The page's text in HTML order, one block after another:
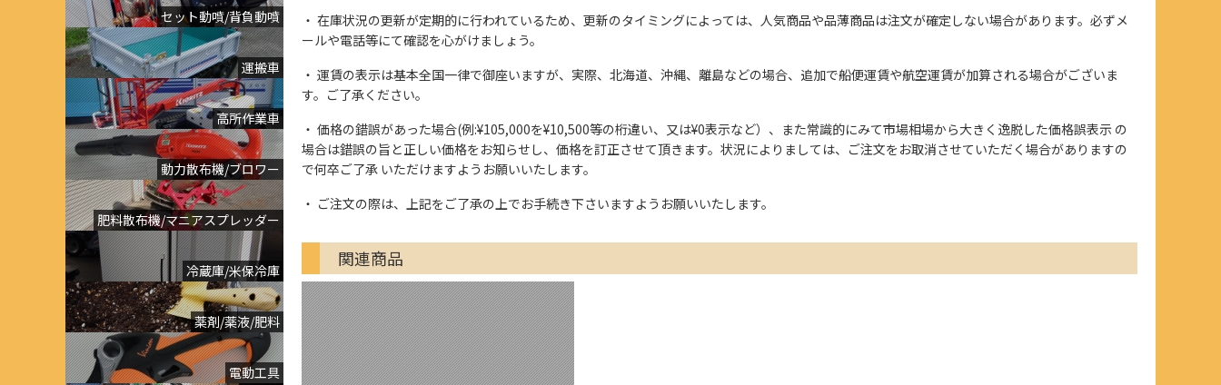
セット動噴/背負動噴
運搬車
高所作業車
動力散布機/ブロワー
肥料散布機/マニアスプレッダー
冷蔵庫/米保冷庫
薬剤/薬液/肥料
電動工具
在庫状況の更新が定期的に行われているため、更新のタイミングによっては、人気商品や品薄商品は注文が確定しない場合があります。必ずメ
ールや電話等にて確認を心がけましょう。
運賃の表示は基本全国一律で御座いますが、実際、北海道、沖縄、離島などの場合、追加で船便運賃や航空運賃が加算される場合がございま
す。ご了承ください。
価格の錯誤があった場合(例:¥105,000を¥10,500等の桁違い、又は¥0表示など）、また常識的にみて市場相場から大きく逸脱した価格誤表示 の
場合は錯誤の旨と正しい価格をお知らせし、価格を訂正させて頂きます。状況によりましては、ご注文をお取消させていただく場合がありますの
で何卒ご了承 いただけますようお願いいたします。
ご注文の際は、上記をご了承の上でお手続き下さいますようお願いいたします。
関連商品